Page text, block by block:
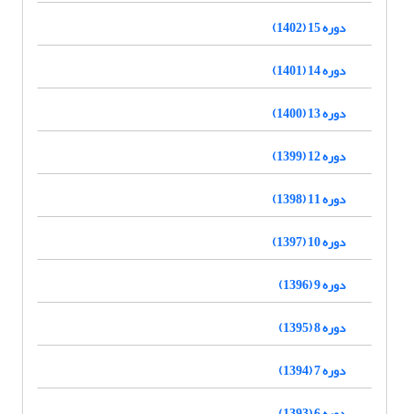
دوره 15 (1402)
دوره 14 (1401)
دوره 13 (1400)
دوره 12 (1399)
دوره 11 (1398)
دوره 10 (1397)
دوره 9 (1396)
دوره 8 (1395)
دوره 7 (1394)